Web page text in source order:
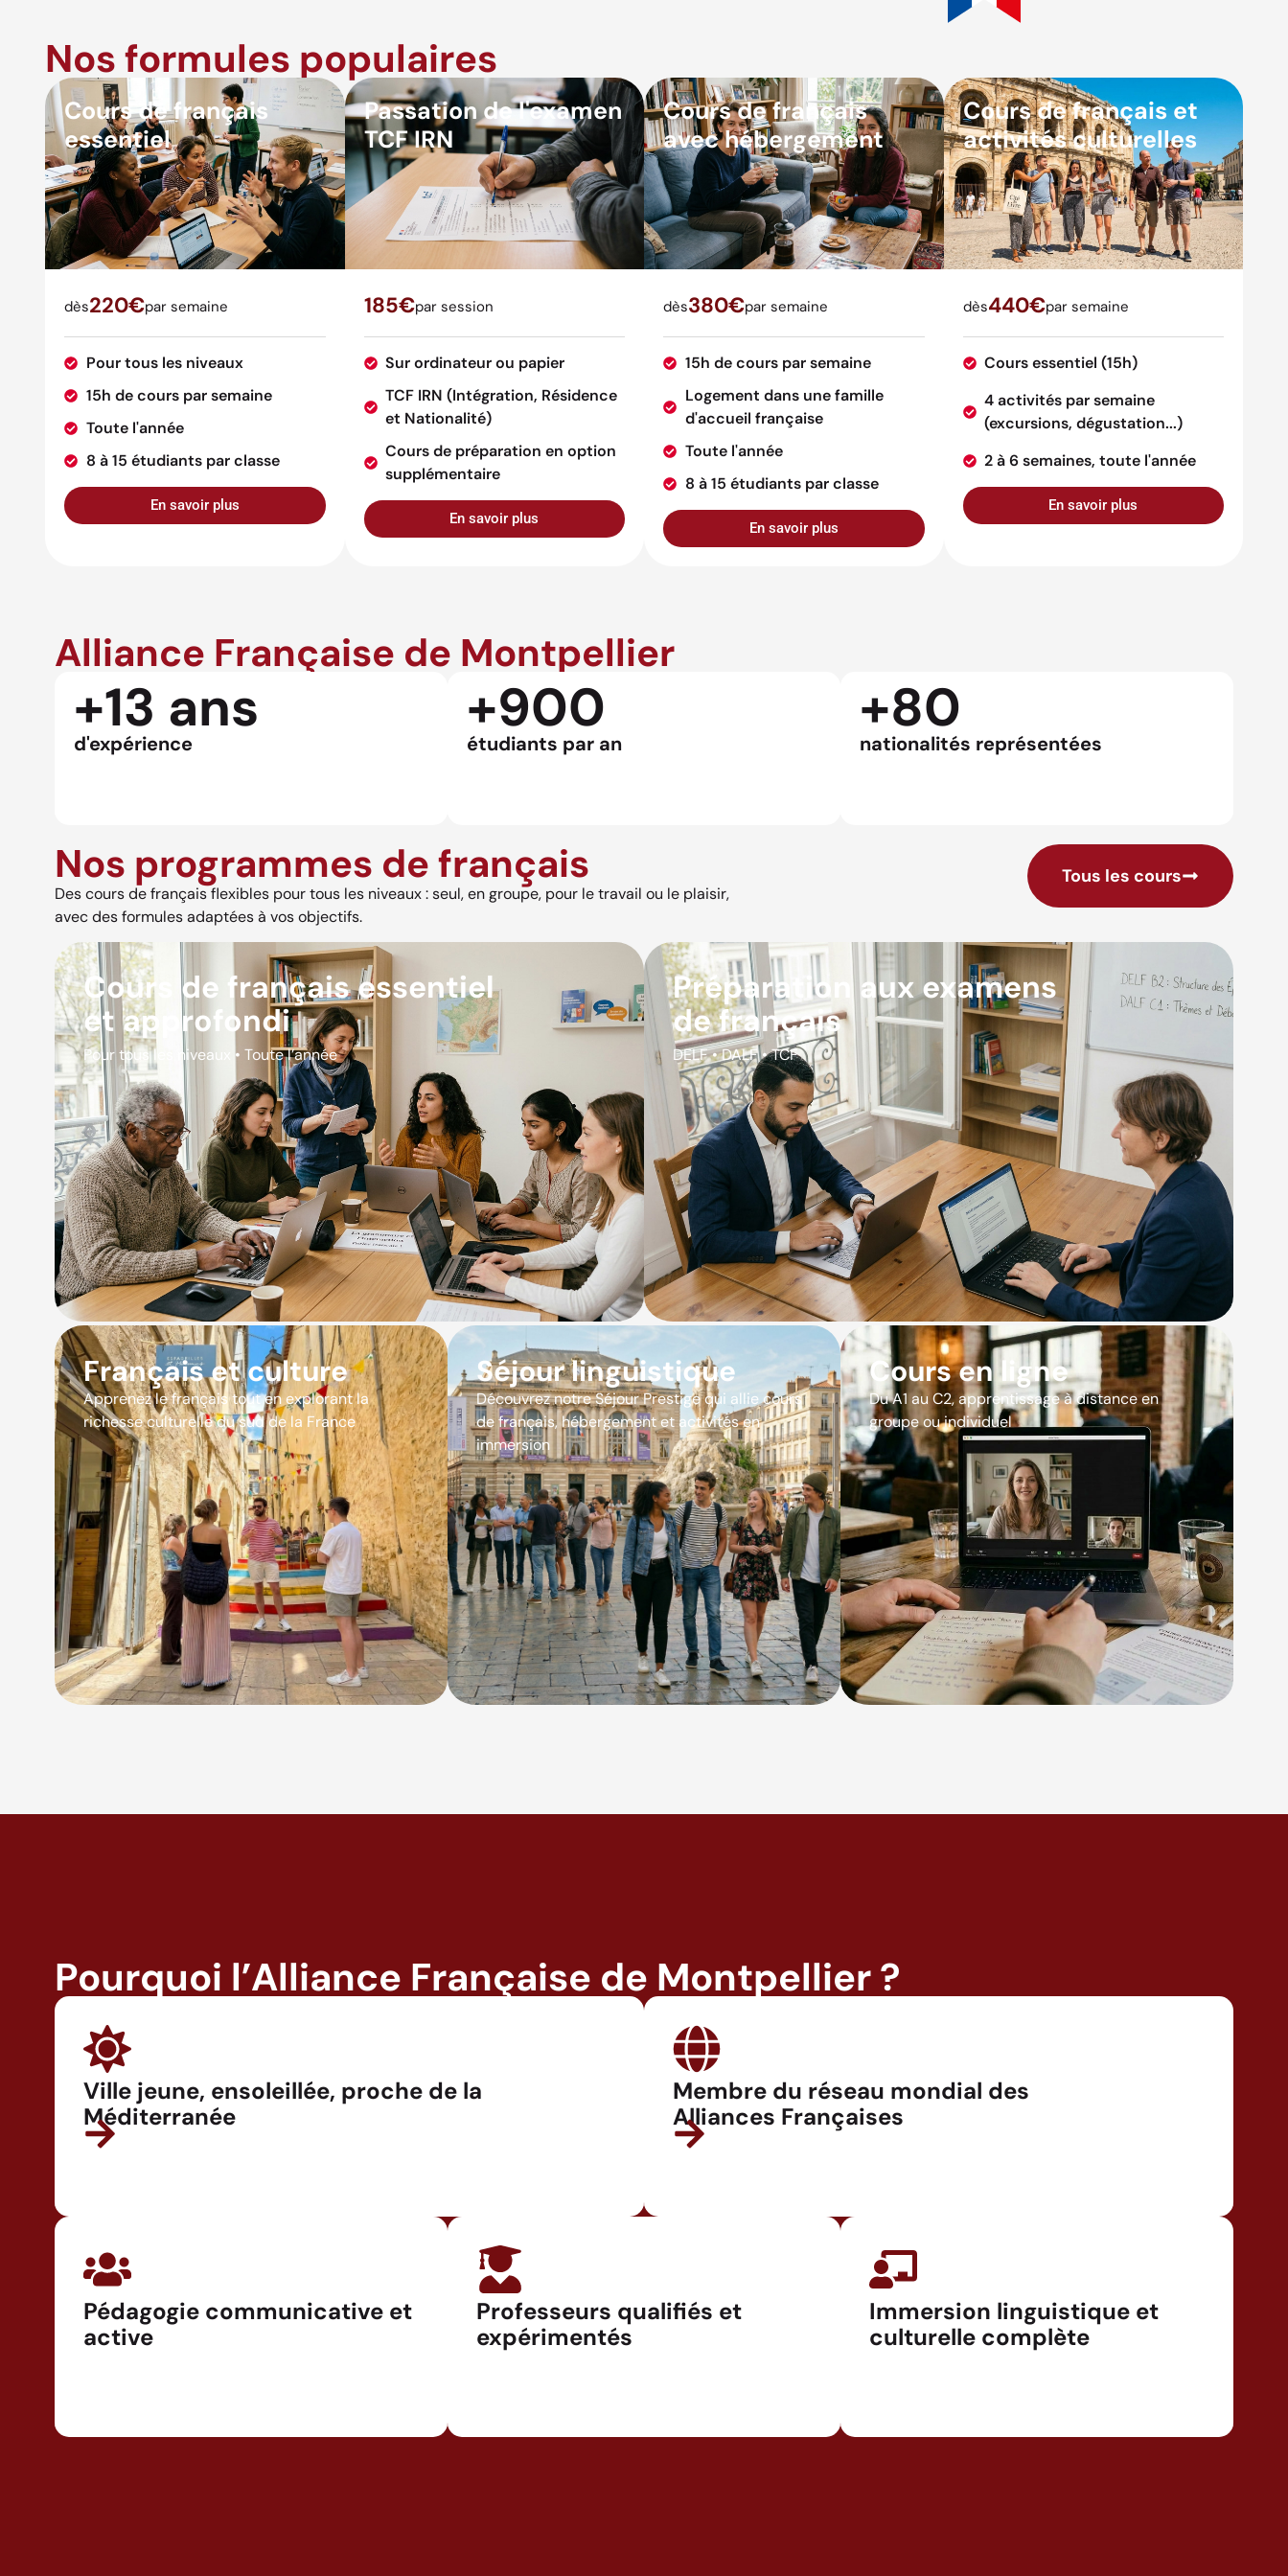
Nos formules populaires
Cours de français
essentiel
dès220€par semaine
Pour tous les niveaux
15h de cours par semaine
Toute l'année
8 à 15 étudiants par classe
En savoir plus
Passation de l'examen
TCF IRN
185€par session
Sur ordinateur ou papier
TCF IRN (Intégration, Résidence
et Nationalité)
Cours de préparation en option
supplémentaire
En savoir plus
Cours de français
avec hébergement
dès380€par semaine
15h de cours par semaine
Logement dans une famille
d'accueil française
Toute l'année
8 à 15 étudiants par classe
En savoir plus
Cours de français et
activités culturelles
dès440€par semaine
Cours essentiel (15h)
4 activités par semaine
(excursions, dégustation...)
2 à 6 semaines, toute l'année
En savoir plus
Alliance Française de Montpellier
+13 ans
d'expérience
+900
étudiants par an
+80
nationalités représentées
Nos programmes de français
Des cours de français flexibles pour tous les niveaux : seul, en groupe, pour le travail ou le plaisir,
avec des formules adaptées à vos objectifs.
Tous les cours
Cours de français essentiel
et approfondi
Pour tous les niveaux • Toute l’année
Préparation aux examens
de français
DELF • DALF • TCF
Français et culture
Apprenez le français tout en explorant la
richesse culturelle du sud de la France
Séjour linguistique
Découvrez notre Séjour Prestige qui allie cours
de français, hébergement et activités en
immersion
Cours en ligne
Du A1 au C2, apprentissage à distance en
groupe ou individuel
Pourquoi l’Alliance Française de Montpellier ?
Ville jeune, ensoleillée, proche de la
Méditerranée
Membre du réseau mondial des
Alliances Françaises
Pédagogie communicative et
active
Professeurs qualifiés et
expérimentés
Immersion linguistique et
culturelle complète